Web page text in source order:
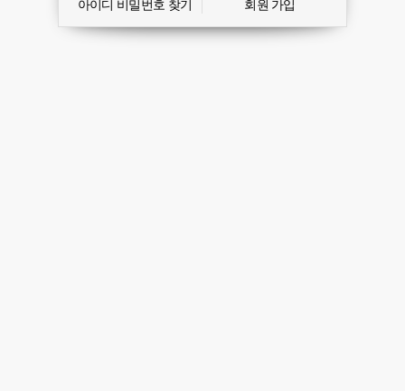
아이디 비밀번호 찾기 회원 가입